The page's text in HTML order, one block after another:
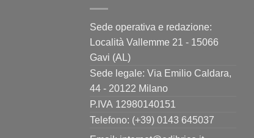
Sede operativa e redazione:
Località Vallemme 21 - 15066
Gavi (AL)
Sede legale: Via Emilio Caldara,
44 - 20122 Milano
P.IVA 12980140151
Telefono: (+39) 0143 645037